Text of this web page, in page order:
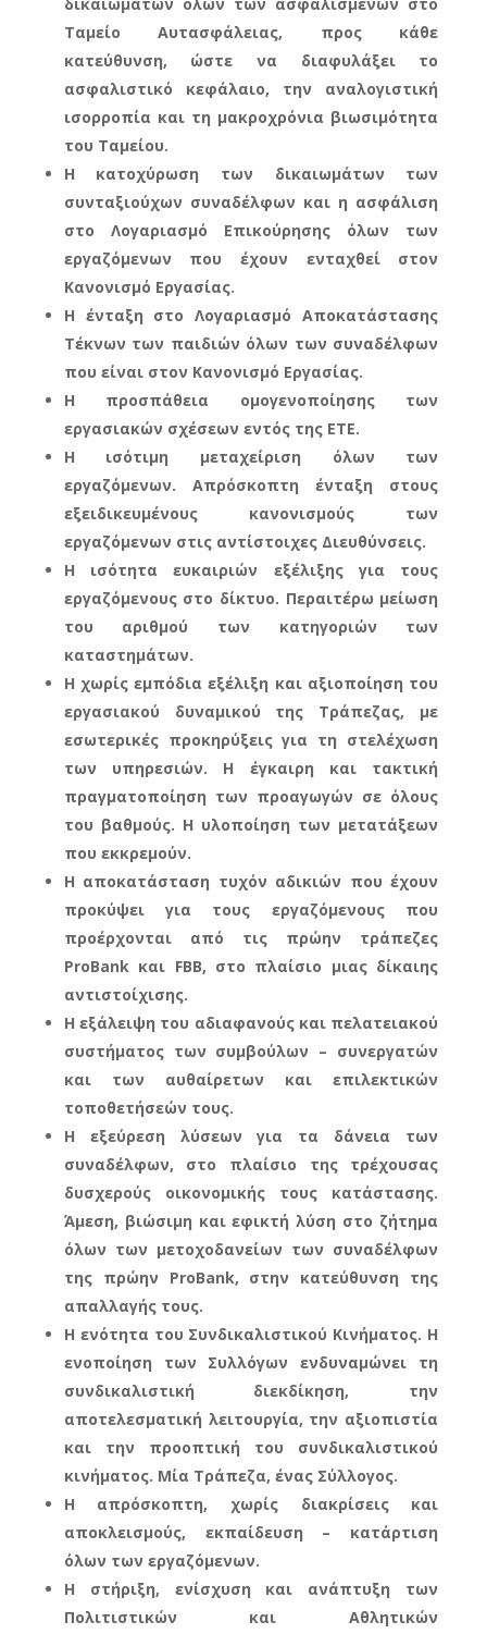
δικαιωμάτων όλων των ασφαλισμένων στο
Ταμείο Αυτασφάλειας, προς κάθε
κατεύθυνση, ώστε να διαφυλάξει το
ασφαλιστικό κεφάλαιο, την αναλογιστική
ισορροπία και τη μακροχρόνια βιωσιμότητα
του Ταμείου.
Η κατοχύρωση των δικαιωμάτων των
συνταξιούχων συναδέλφων και η ασφάλιση
στο Λογαριασμό Επικούρησης όλων των
εργαζόμενων που έχουν ενταχθεί στον
Κανονισμό Εργασίας.
Η ένταξη στο Λογαριασμό Αποκατάστασης
Τέκνων των παιδιών όλων των συναδέλφων
που είναι στον Κανονισμό Εργασίας.
Η προσπάθεια ομογενοποίησης των
εργασιακών σχέσεων εντός της ΕΤΕ.
Η ισότιμη μεταχείριση όλων των
εργαζόμενων. Απρόσκοπτη ένταξη στους
εξειδικευμένους κανονισμούς των
εργαζόμενων στις αντίστοιχες Διευθύνσεις.
Η ισότητα ευκαιριών εξέλιξης για τους
εργαζόμενους στο δίκτυο. Περαιτέρω μείωση
του αριθμού των κατηγοριών των
καταστημάτων.
Η χωρίς εμπόδια εξέλιξη και αξιοποίηση του
εργασιακού δυναμικού της Τράπεζας, με
εσωτερικές προκηρύξεις για τη στελέχωση
των υπηρεσιών. Η έγκαιρη και τακτική
πραγματοποίηση των προαγωγών σε όλους
του βαθμούς. Η υλοποίηση των μετατάξεων
που εκκρεμούν.
Η αποκατάσταση τυχόν αδικιών που έχουν
προκύψει για τους εργαζόμενους που
προέρχονται από τις πρώην τράπεζες
ProBank και FBB, στο πλαίσιο μιας δίκαιης
αντιστοίχισης.
Η εξάλειψη του αδιαφανούς και πελατειακού
συστήματος των συμβούλων – συνεργατών
και των αυθαίρετων και επιλεκτικών
τοποθετήσεών τους.
Η εξεύρεση λύσεων για τα δάνεια των
συναδέλφων, στο πλαίσιο της τρέχουσας
δυσχερούς οικονομικής τους κατάστασης.
Άμεση, βιώσιμη και εφικτή λύση στο ζήτημα
όλων των μετοχοδανείων των συναδέλφων
της πρώην ProBank, στην κατεύθυνση της
απαλλαγής τους.
Η ενότητα του Συνδικαλιστικού Κινήματος. Η
ενοποίηση των Συλλόγων ενδυναμώνει τη
συνδικαλιστική διεκδίκηση, την
αποτελεσματική λειτουργία, την αξιοπιστία
και την προοπτική του συνδικαλιστικού
κινήματος. Μία Τράπεζα, ένας Σύλλογος.
Η απρόσκοπτη, χωρίς διακρίσεις και
αποκλεισμούς, εκπαίδευση – κατάρτιση
όλων των εργαζόμενων.
Η στήριξη, ενίσχυση και ανάπτυξη των
Πολιτιστικών και Αθλητικών